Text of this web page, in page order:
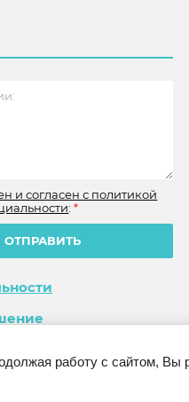
и согласен с политикой
:*
ОТПРАВИТЬ
работу с сайтом, Вы